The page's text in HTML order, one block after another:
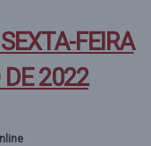
FEIRA
DE 2022